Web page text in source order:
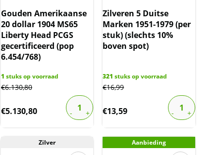
Gouden Amerikaanse
20 dollar 1904 MS65
Liberty Head PCGS
gecertificeerd (pop
6.454/768)
1 stuks op voorraad
€6.130,80
€5.130,80
Zilveren 5 Duitse
Marken 1951-1979 (per
stuk) (slechts 10%
boven spot)
321 stuks op voorraad
€16,99
€13,59
Zilver Aanbieding